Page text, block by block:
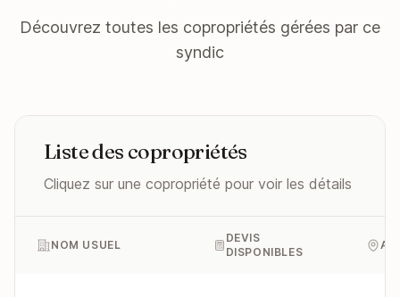
Découvrez toutes les copropriétés gérées par ce
syndic
Liste des copropriétés
Cliquez sur une copropriété pour voir les détails
NOM USUEL
DEVIS
DISPONIBLES